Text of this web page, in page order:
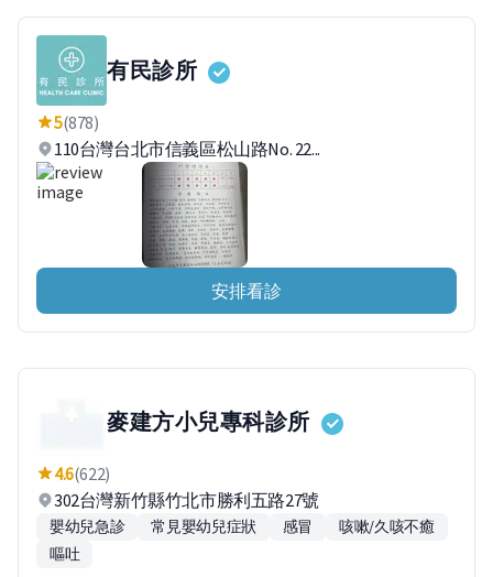
有民診所
5(878)
110台灣台北市信義區松山路No. 22...
安排看診
麥建方小兒專科診所
4.6(622)
302台灣新竹縣竹北市勝利五路27號
嬰幼兒急診 常見嬰幼兒症狀 感冒
咳嗽/久咳不癒
嘔吐